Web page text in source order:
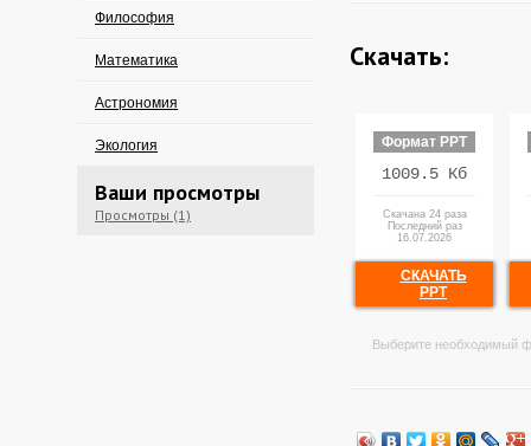
Философия
Математика
Астрономия
Экология
Ваши просмотры
Просмотры (1)
Скачать:
Формат PPT
1009.5 Кб
Скачана 24 раза
Последний раз
16.07.2026
СКАЧАТЬ
PPT
Выберите необходимый